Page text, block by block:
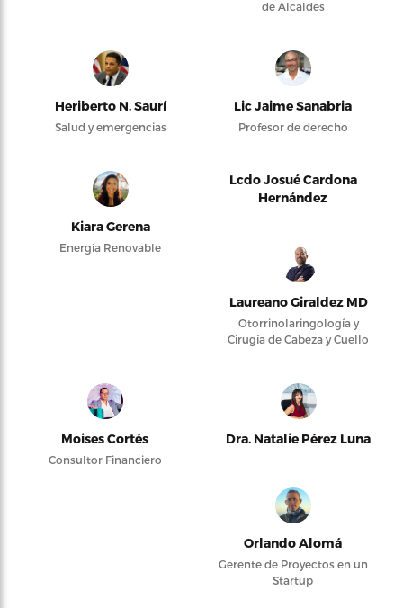
de Alcaldes
Heriberto N. Saurí
Salud y emergencias
Lic Jaime Sanabria
Profesor de derecho
Kiara Gerena
Energía Renovable
Lcdo Josué Cardona
Hernández
Laureano Giraldez MD
Otorrinolaringología y
Cirugía de Cabeza y Cuello
Moises Cortés
Consultor Financiero
Dra. Natalie Pérez Luna
Orlando Alomá
Gerente de Proyectos en un
Startup